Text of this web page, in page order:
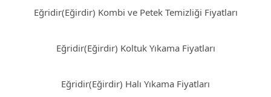
Eğridir(Eğirdir) Kombi ve Petek Temizliği Fiyatları
Eğridir(Eğirdir) Koltuk Yıkama Fiyatları
Eğridir(Eğirdir) Halı Yıkama Fiyatları